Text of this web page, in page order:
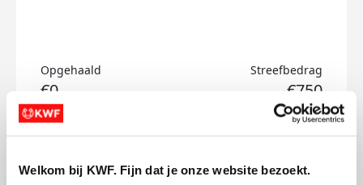
Welkom bij KWF. Fijn dat je onze website bezoekt.
Opgehaald
€0
Streefbedrag
€750
Doneer